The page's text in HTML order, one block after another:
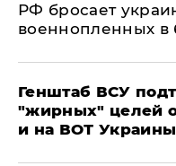
РФ бросает
военнопленных в
Генштаб ВСУ
"жирных" целей
и на ВОТ Украины